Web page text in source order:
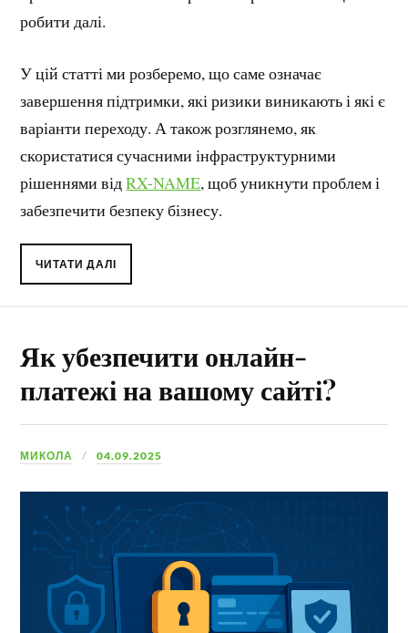
робити далі.
У цій статті ми розберемо, що саме означає
завершення підтримки, які ризики виникають і які є
варіанти переходу. А також розглянемо, як
скористатися сучасними інфраструктурними
рішеннями відRX-NAME, щоб уникнути проблем і
забезпечити безпеку бізнесу.
ЧИТАТИ ДАЛІ
Як убезпечити онлайн-
платежі на вашому сайті?
МИКОЛА 04.09.2025